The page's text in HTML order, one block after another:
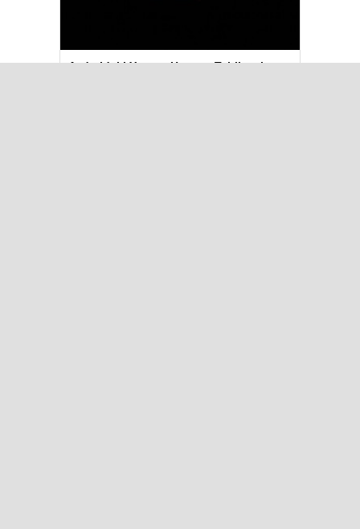
Aydın’daki Yangın Hayvan Tahliyesine